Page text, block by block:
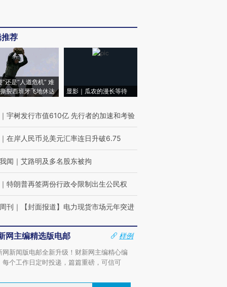
荐
”还是“人道危机” 难
裂西班牙飞地休达
显影｜瓜农的漫长等待
｜ 宇树发行市值610亿 先行者的加速和考验
｜ 在岸人民币兑美元汇率连日升破6.75
闻 ｜ 艾路明及多名股东被拘
｜ 特朗普再签两份行政令限制出生公民权
刊 ｜ 【封面报道】电力现货市场元年突进
网主编精选版电邮
样例
网新闻版电邮全新升级！财新网主编精心编
每个工作日定时投递，篇篇重磅，可信可